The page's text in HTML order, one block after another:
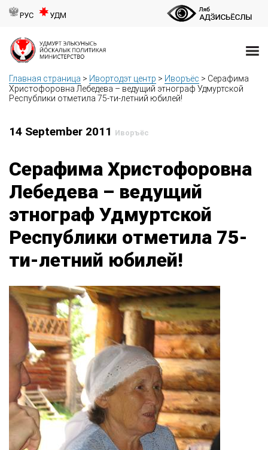
РУС УДМ
Главная страница > Ивортодэт центр > Иворъёс > Серафима
Христофоровна Лебедева – ведущий этнограф Удмуртской
Республики отметила 75-ти-летний юбилей!
14 September 2011 Иворъёс
Серафима Христофоровна
Лебедева – ведущий
этнограф Удмуртской
Республики отметила 75-
ти-летний юбилей!